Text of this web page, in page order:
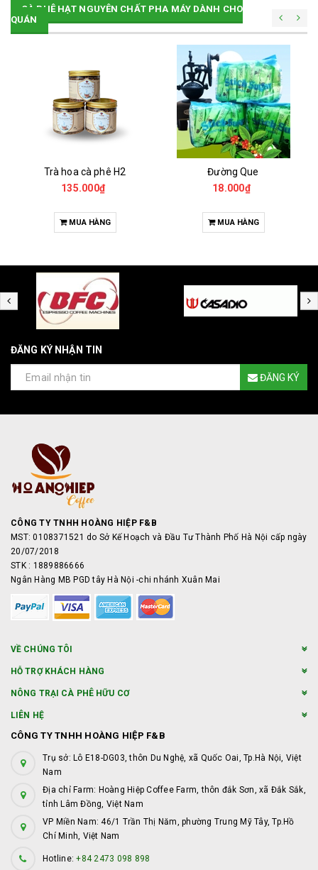
CÀ PHÊ HẠT NGUYÊN CHẤT PHA MÁY DÀNH CHO
QUÁN
Trà hoa cà phê H2
135.000₫
MUA HÀNG
Đường Que
18.000₫
MUA HÀNG
ĐĂNG KÝ NHẬN TIN
ĐĂNG KÝ
CÔNG TY TNHH HOÀNG HIỆP F&B
MST: 0108371521 do Sở Kế Hoạch và Đầu Tư Thành Phố Hà Nội cấp ngày
20/07/2018
STK : 1889886666
Ngân Hàng MB PGD tây Hà Nội -chi nhánh Xuân Mai
VỀ CHÚNG TÔI
HỖ TRỢ KHÁCH HÀNG
NÔNG TRẠI CÀ PHÊ HỮU CƠ
LIÊN HỆ
CÔNG TY TNHH HOÀNG HIỆP F&B
Trụ sở: Lô E18-DG03, thôn Du Nghệ, xã Quốc Oai, Tp.Hà Nội, Việt
Nam
Địa chỉ Farm: Hoàng Hiệp Coffee Farm, thôn đắk Sơn, xã Đắk Sắk,
tỉnh Lâm Đồng, Việt Nam
VP Miền Nam: 46/1 Trần Thị Năm, phường Trung Mỹ Tây, Tp.Hồ
Chí Minh, Việt Nam
Hotline:+84 2473 098 898